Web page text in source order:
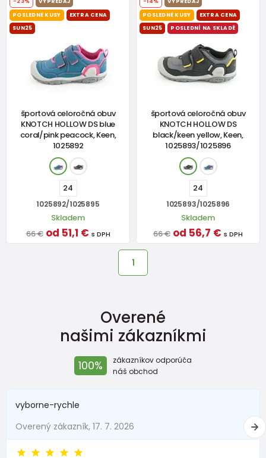
POSLEDNÉ KUSY
EXTRA CENA
SUN25
športová celoročná obuv
KNOTCH HOLLOW DS blue
coral/pink peacock, Keen,
1025892
24
1025892/1025895
Skladem
66 € od 51,1 € s DPH
POSLEDNÉ KUSY
EXTRA CENA
SUN25
POSLEDNÍ NA SKLADĚ
športová celoročná obuv
KNOTCH HOLLOW DS
black/keen yellow, Keen,
1025893/1025896
24
1025893/1025896
Skladem
66 € od 56,7 € s DPH
1
Overené
našimi zákazníkmi
100%
zákazníkov odporúča
náš obchod
vyborne-rychle
Overený zákazník, 17. 7. 2026